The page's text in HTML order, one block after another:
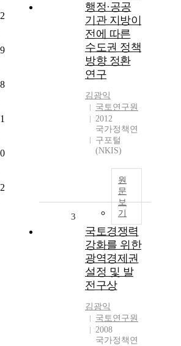
행정·공공
기관 지방이
전에 따른
수도권 정책
방향 정환
연구
김광익
국토연구원
2012
국가정책연
구포털
(NKIS)
원
문
보
기
3
국토경쟁력
강화를 위한
광역경제권
설정 및 발
전구상
김광익
국토연구원
2008
국가정책연